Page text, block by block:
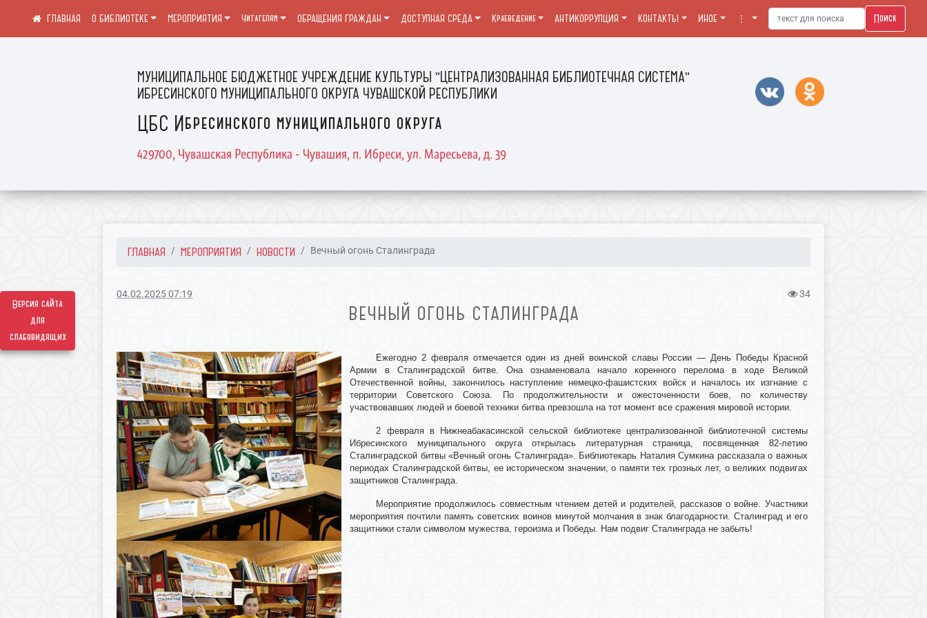
Версия сайта
для
слабовидящих
МУНИЦИПАЛЬНОЕ БЮДЖЕТНОЕ УЧРЕЖДЕНИЕ КУЛЬТУРЫ "ЦЕНТРАЛИЗОВАННАЯ БИБЛИОТЕЧНАЯ СИСТЕМА"
ИБРЕСИНСКОГО МУНИЦИПАЛЬНОГО ОКРУГА ЧУВАШСКОЙ РЕСПУБЛИКИ
ЦБС Ибресинского муниципального округа
429700, Чувашская Республика - Чувашия, п. Ибреси, ул. Маресьева, д. 39
О БИБЛИОТЕКЕ МЕРОПРИЯТИЯ Читателям ОБРАЩЕНИЯ ГРАЖДАН ДОСТУПНАЯ СРЕДА Краеведение АНТИКОРРУПЦИЯ КОНТАКТЫ ИНОЕ ⋮ Поиск
ГЛАВНАЯ МЕРОПРИЯТИЯ НОВОСТИ Вечный огонь Сталинграда
04.02.2025 07:19 34
ВЕЧНЫЙ ОГОНЬ СТАЛИНГРАДА
Ежегодно 2 февраля отмечается один из дней воинской славы России — День Победы Красной
Армии в Сталинградской битве. Она ознаменовала начало коренного перелома в ходе Великой
Отечественной войны, закончилось наступление немецко-фашистских войск и началось их изгнание с
территории Советского Союза. По продолжительности и ожесточенности боев, по количеству
участвовавших людей и боевой техники битва превзошла на тот момент все сражения мировой истории.
2 февраля в Нижнеабакасинской сельской библиотеке централизованной библиотечной системы
Ибресинского муниципального округа открылась литературная страница, посвященная 82-летию
Сталинградской битвы «Вечный огонь Сталинграда». Библиотекарь Наталия Сумкина рассказала о важных
периодах Сталинградской битвы, ее историческом значении, о памяти тех грозных лет, о великих подвигах
защитников Сталинграда.
Мероприятие продолжилось совместным чтением детей и родителей, рассказов о войне. Участники
мероприятия почтили память советских воинов минутой молчания в знак благодарности. Сталинград и его
защитники стали символом мужества, героизма и Победы. Нам подвиг Сталинграда не забыть!